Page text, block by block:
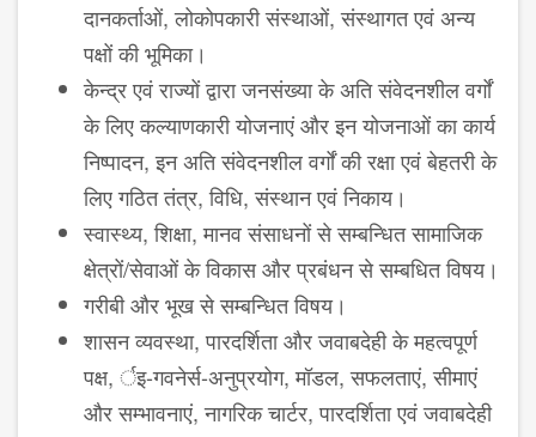
दानकर्ताओं, लोकोपकारी संस्थाओं, संस्थागत एवं अन्य
पक्षों की भूमिका।
केन्द्र एवं राज्यों द्वारा जनसंख्या के अति संवेदनशील वर्गों
के लिए कल्याणकारी योजनाएं और इन योजनाओं का कार्य
निष्पादन, इन अति संवेदनशील वर्गों की रक्षा एवं बेहतरी के
लिए गठित तंत्र, विधि, संस्थान एवं निकाय।
स्वास्थ्य, शिक्षा, मानव संसाधनों से सम्ब​न्धित सामाजिक
क्षेत्रों/सेवाओं के विकास और प्रबंधन से सम्ब​धित विषय।
गरीबी और भूख से सम्ब​न्धित विषय।
शासन व्यवस्था, पारदर्शिता और जवाबदेही के महत्वपूर्ण
पक्ष, र्इ-गवनेर्स-अनुप्रयोग, मॉडल, सफलताएं, सीमाएं
और सम्भावनाएं, नागरिक चार्टर, पारदर्शिता एवं जवाबदेही